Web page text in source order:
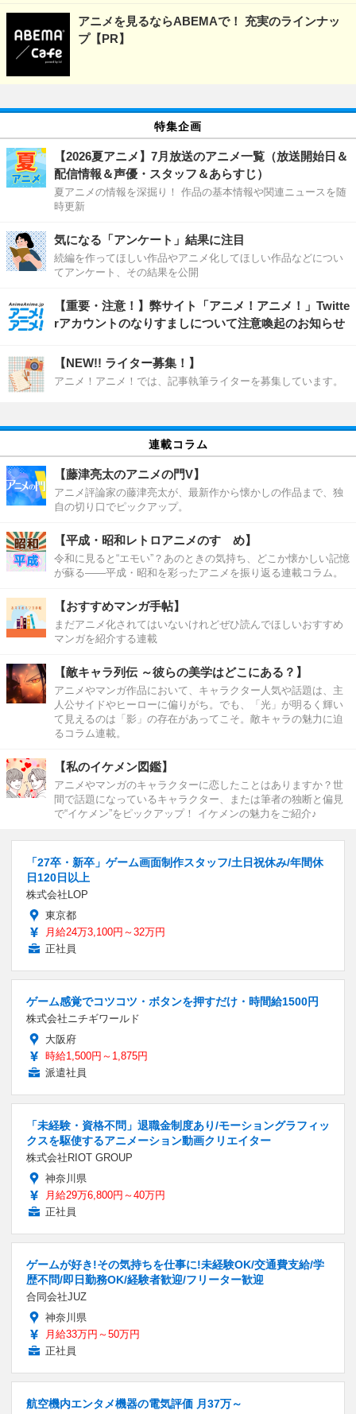
アニメを見るならABEMAで！ 充実のラインナッ
プ【PR】
特集企画
【2026夏アニメ】7月放送のアニメ一覧（放送開始日＆
配信情報＆声優・スタッフ＆あらすじ）
夏アニメの情報を深掘り！ 作品の基本情報や関連ニュースを随
時更新
気になる「アンケート」結果に注目
続編を作ってほしい作品やアニメ化してほしい作品などについ
てアンケート、その結果を公開
【重要・注意！】弊サイト「アニメ！アニメ！」Twitte
rアカウントのなりすましについて注意喚起のお知らせ
【NEW!! ライター募集！】
アニメ！アニメ！では、記事執筆ライターを募集しています。
連載コラム
【藤津亮太のアニメの門V】
アニメ評論家の藤津亮太が、最新作から懐かしの作品まで、独
自の切り口でピックアップ。
【平成・昭和レトロアニメのすゝめ】
令和に見ると“エモい”？あのときの気持ち、どこか懐かしい記憶
が蘇る――平成・昭和を彩ったアニメを振り返る連載コラム。
【おすすめマンガ手帖】
まだアニメ化されてはいないけれどぜひ読んでほしいおすすめ
マンガを紹介する連載
【敵キャラ列伝 ～彼らの美学はどこにある？】
アニメやマンガ作品において、キャラクター人気や話題は、主
人公サイドやヒーローに偏りがち。でも、「光」が明るく輝い
て見えるのは「影」の存在があってこそ。敵キャラの魅力に迫
るコラム連載。
【私のイケメン図鑑】
アニメやマンガのキャラクターに恋したことはありますか？世
間で話題になっているキャラクター、または筆者の独断と偏見
で“イケメン”をピックアップ！ イケメンの魅力をご紹介♪
「27卒・新卒」ゲーム画面制作スタッフ/土日祝休み/年間休
日120日以上
株式会社LOP
東京都
月給24万3,100円～32万円
正社員
ゲーム感覚でコツコツ・ボタンを押すだけ・時間給1500円
株式会社ニチギワールド
大阪府
時給1,500円～1,875円
派遣社員
「未経験・資格不問」退職金制度あり/モーショングラフィッ
クスを駆使するアニメーション動画クリエイター
株式会社RIOT GROUP
神奈川県
月給29万6,800円～40万円
正社員
ゲームが好き!その気持ちを仕事に!未経験OK/交通費支給/学
歴不問/即日勤務OK/経験者歓迎/フリーター歓迎
合同会社JUZ
神奈川県
月給33万円～50万円
正社員
航空機内エンタメ機器の電気評価 月37万～